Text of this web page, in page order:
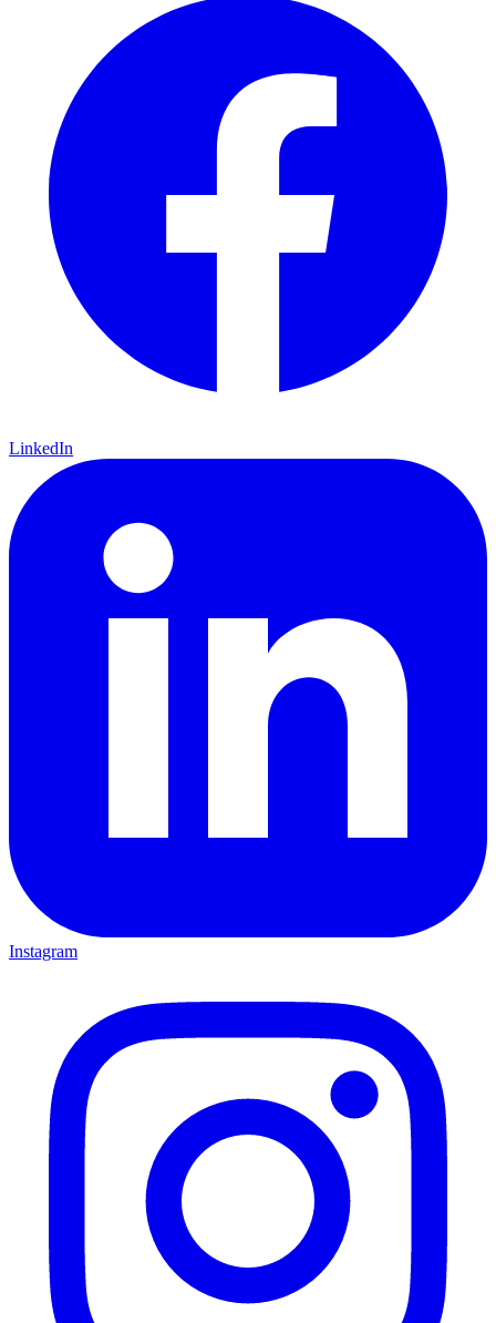
LinkedIn
Instagram